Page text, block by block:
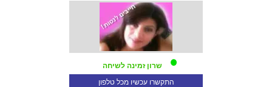
שרון זמינה לשיחה
התקשרו עכשיו מכל טלפון